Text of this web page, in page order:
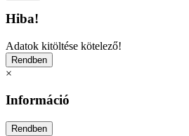
Hiba!
Adatok kitöltése kötelező!
×
Információ